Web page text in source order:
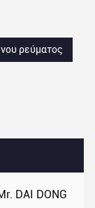
DAI DONG
ρεύματος